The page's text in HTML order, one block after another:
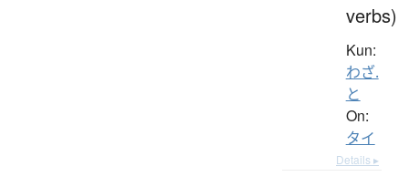
verbs)
Kun:
わざ.
と
On:
タイ
Details ▸